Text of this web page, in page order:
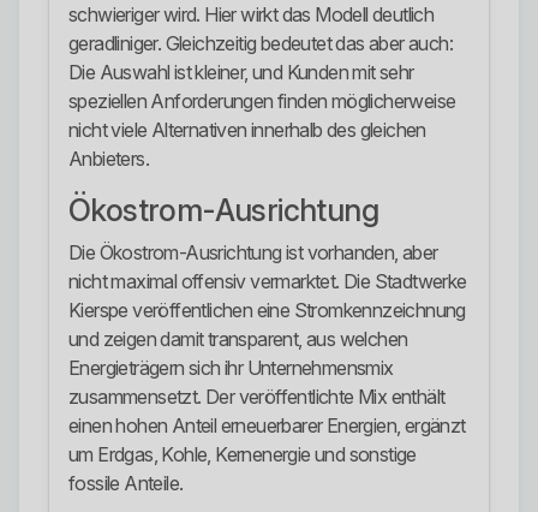
schwieriger wird. Hier wirkt das Modell deutlich
geradliniger. Gleichzeitig bedeutet das aber auch:
Die Auswahl ist kleiner, und Kunden mit sehr
speziellen Anforderungen finden möglicherweise
nicht viele Alternativen innerhalb des gleichen
Anbieters.
Ökostrom-Ausrichtung
Die Ökostrom-Ausrichtung ist vorhanden, aber
nicht maximal offensiv vermarktet. Die Stadtwerke
Kierspe veröffentlichen eine Stromkennzeichnung
und zeigen damit transparent, aus welchen
Energieträgern sich ihr Unternehmensmix
zusammensetzt. Der veröffentlichte Mix enthält
einen hohen Anteil erneuerbarer Energien, ergänzt
um Erdgas, Kohle, Kernenergie und sonstige
fossile Anteile.